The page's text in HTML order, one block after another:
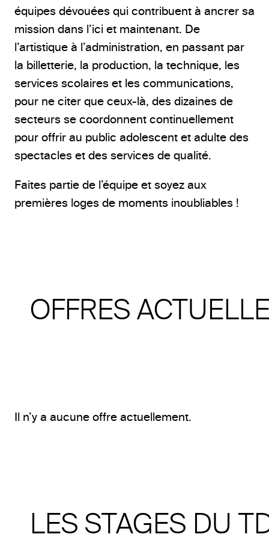
équipes dévouées qui contribuent à ancrer sa
mission dans l’ici et maintenant. De
l’artistique à l’administration, en passant par
la billetterie, la production, la technique, les
services scolaires et les communications,
pour ne citer que ceux-là, des dizaines de
secteurs se coordonnent continuellement
pour offrir au public adolescent et adulte des
spectacles et des services de qualité.
Faites partie de l’équipe et soyez aux
premières loges de moments inoubliables !
OFFRES
Il n’y a aucune offre actuellement.
LES STAGES DU